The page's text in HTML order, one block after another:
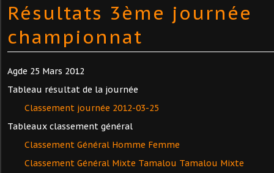
Résultats 3ème journée
championnat
Agde 25 Mars 2012
Tableau résultat de la journée
Classement journée 2012-03-25
Tableaux classement général
Classement Général Homme Femme
Classement Général Mixte Tamalou Tamalou Mixte